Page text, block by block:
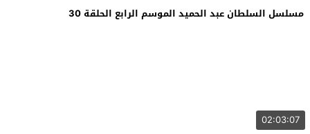
مسلسل السلطان عبد الحميد الموسم الرابع الحلقة 30
02:03:07